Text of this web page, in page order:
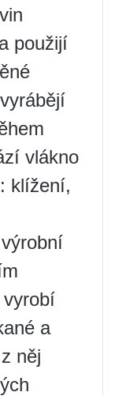
použijí
vlákno
klížení,
a
něj